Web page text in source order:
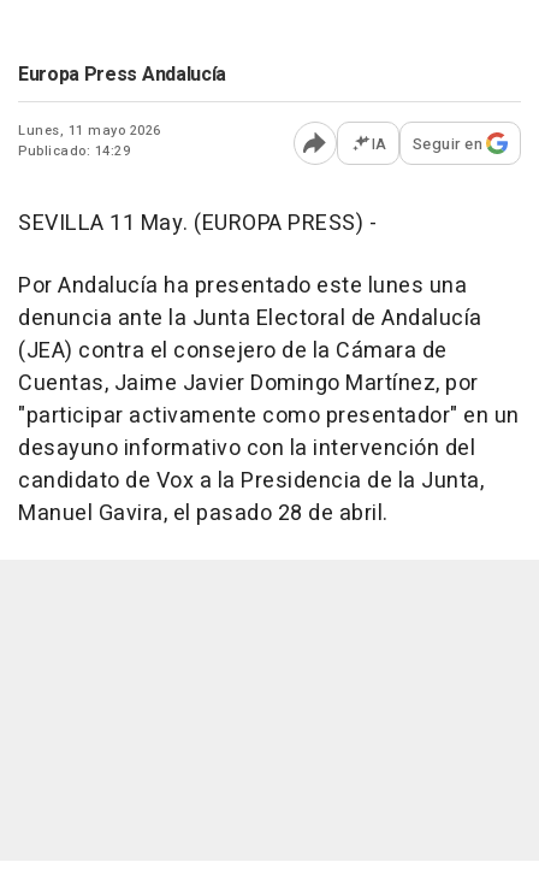
Europa Press Andalucía
Lunes, 11 mayo 2026
Publicado: 14:29
Abrir opciones para
IA Seguir en
SEVILLA 11 May. (EUROPA PRESS) -
Por Andalucía ha presentado este lunes una
denuncia ante la Junta Electoral de Andalucía
(JEA) contra el consejero de la Cámara de
Cuentas, Jaime Javier Domingo Martínez, por
"participar activamente como presentador" en un
desayuno informativo con la intervención del
candidato de Vox a la Presidencia de la Junta,
Manuel Gavira, el pasado 28 de abril.